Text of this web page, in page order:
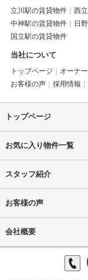
立川駅の賃貸物件 西
中神駅の賃貸物件
日
国立駅の賃貸物件
当社について
トップページ オーナ
お客様の声
採用情報
トップページ
お気に入り物件一覧
スタッフ紹介
お客様の声
会社概要